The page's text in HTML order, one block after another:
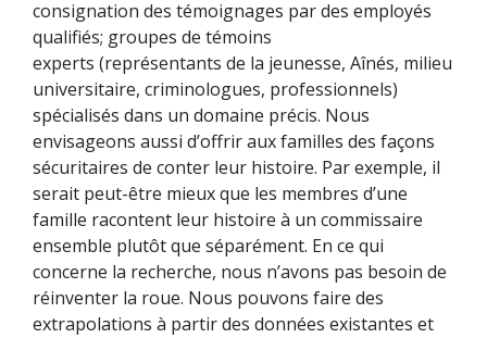
consignation des témoignages par des employés
qualifiés; groupes de témoins
experts (représentants de la jeunesse, Aînés, milieu
universitaire, criminologues, professionnels)
spécialisés dans un domaine précis. Nous
envisageons aussi d’offrir aux familles des façons
sécuritaires de conter leur histoire. Par exemple, il
serait peut-être mieux que les membres d’une
famille racontent leur histoire à un commissaire
ensemble plutôt que séparément. En ce qui
concerne la recherche, nous n’avons pas besoin de
réinventer la roue. Nous pouvons faire des
extrapolations à partir des données existantes et